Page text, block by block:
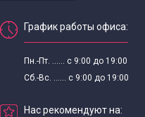
График работы офиса:
Пн.-Пт. ...... с 9:00 до 19:00
Сб.-Вс. ...... с 9:00 до 19:00
Нас рекомендуют на: